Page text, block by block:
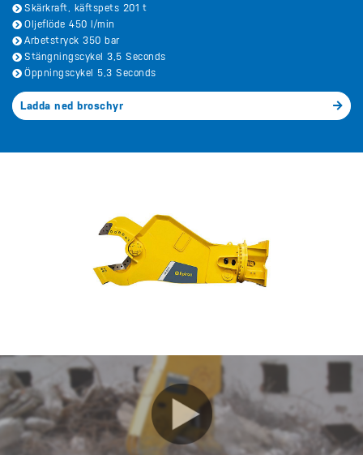
Skärkraft, käftspets 201 t
Oljeflöde 450 l/min
Arbetstryck 350 bar
Stängningscykel 3,5 Seconds
Öppningscykel 5,3 Seconds
Ladda ned broschyr